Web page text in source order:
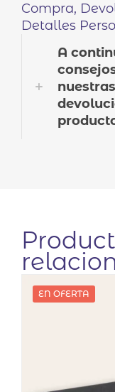
Compra,
Detalles
A
EN OFERTA